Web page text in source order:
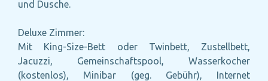
und Dusche.
Deluxe Zimmer:
Mit King-Size-Bett oder Twinbett, Zustellbett,
Jacuzzi, Gemeinschaftspool, Wasserkocher
(kostenlos), Minibar (geg. Gebühr), Internet